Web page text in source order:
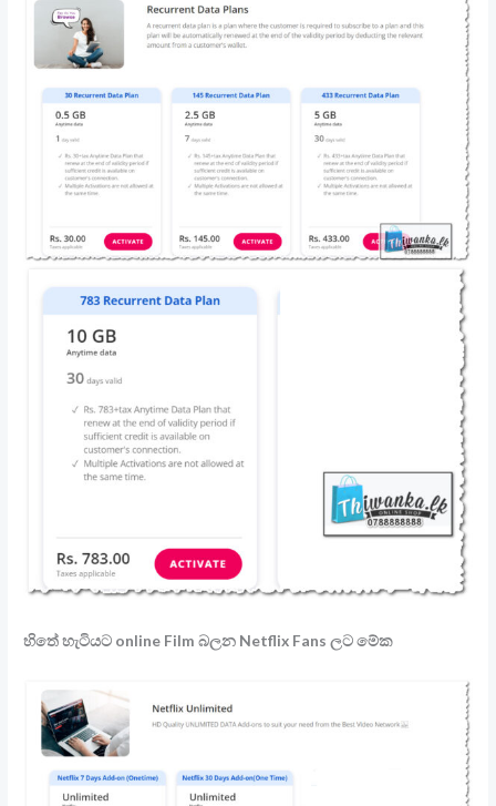
හිතේ හැටියට online Film බලන Netflix Fans ලට මේක